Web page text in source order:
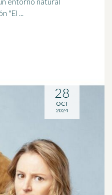
excepcional, la exposición "El ...
28
OCT
2024